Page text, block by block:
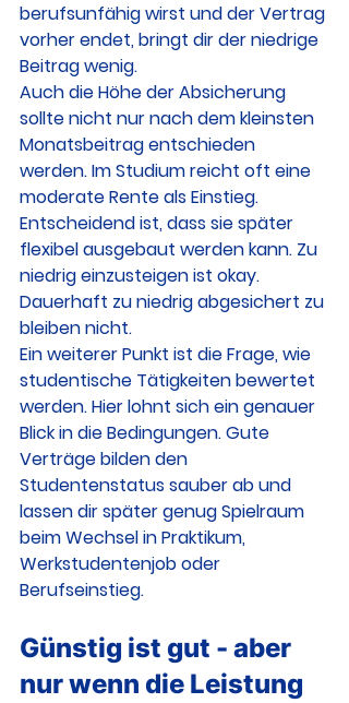
berufsunfähig wirst und der Vertrag
vorher endet, bringt dir der niedrige
Beitrag wenig.
Auch die Höhe der Absicherung
sollte nicht nur nach dem kleinsten
Monatsbeitrag entschieden
werden. Im Studium reicht oft eine
moderate Rente als Einstieg.
Entscheidend ist, dass sie später
flexibel ausgebaut werden kann. Zu
niedrig einzusteigen ist okay.
Dauerhaft zu niedrig abgesichert zu
bleiben nicht.
Ein weiterer Punkt ist die Frage, wie
studentische Tätigkeiten bewertet
werden. Hier lohnt sich ein genauer
Blick in die Bedingungen. Gute
Verträge bilden den
Studentenstatus sauber ab und
lassen dir später genug Spielraum
beim Wechsel in Praktikum,
Werkstudentenjob oder
Berufseinstieg.
Günstig ist gut - aber
nur wenn die Leistung